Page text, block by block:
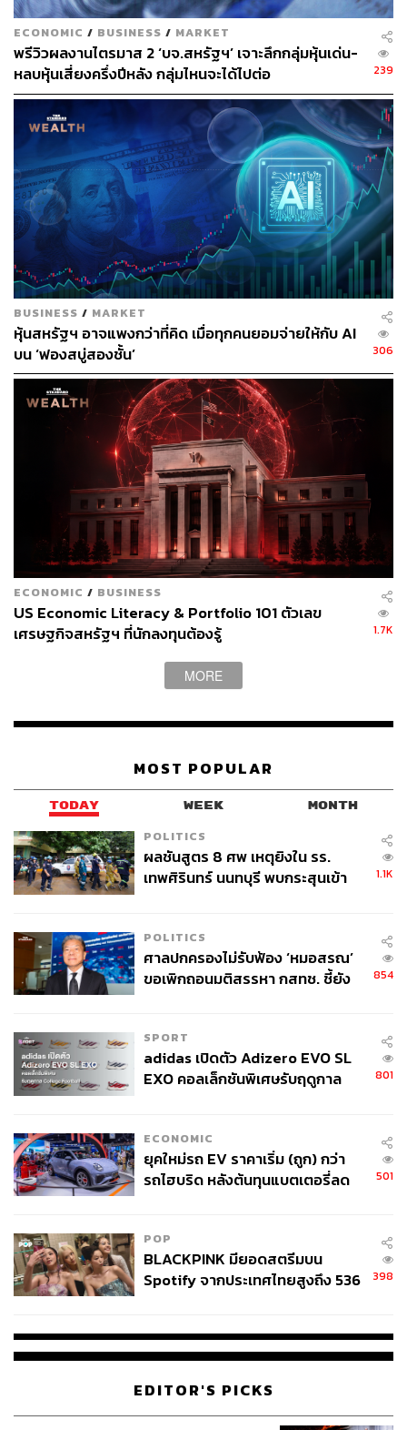
ECONOMIC / BUSINESS / MARKET
พรีวิวผลงานไตรมาส 2 ‘บจ.สหรัฐฯ’ เจาะลึกกลุ่มหุ้นเด่น-
หลบหุ้นเสี่ยงครึ่งปีหลัง กลุ่มไหนจะได้ไปต่อ
239
BUSINESS / MARKET
หุ้นสหรัฐฯ อาจแพงกว่าที่คิด เมื่อทุกคนยอมจ่ายให้กับ AI
บน ‘ฟองสบู่สองชั้น’
306
ECONOMIC / BUSINESS
US Economic Literacy & Portfolio 101 ตัวเลข
เศรษฐกิจสหรัฐฯ ที่นักลงทุนต้องรู้
1.7K
MORE
MOST POPULAR
TODAY WEEK MONTH
POLITICS
ผลชันสูตร 8 ศพ เหตุยิงใน รร.
เทพศิรินทร์ นนทบุรี พบกระสุนเข้า
1.1K
POLITICS
ศาลปกครองไม่รับฟ้อง ‘หมอสรณ’
ขอเพิกถอนมติสรรหา กสทช. ชี้ยัง
854
SPORT
adidas เปิดตัว Adizero EVO SL
EXO คอลเล็กชันพิเศษรับฤดูกาล
801
ECONOMIC
ยุคใหม่รถ EV ราคาเริ่ม (ถูก) กว่า
รถไฮบริด หลังต้นทุนแบตเตอรี่ลด
501
POP
BLACKPINK มียอดสตรีมบน
Spotify จากประเทศไทยสูงถึง 536
398
EDITOR'S PICKS